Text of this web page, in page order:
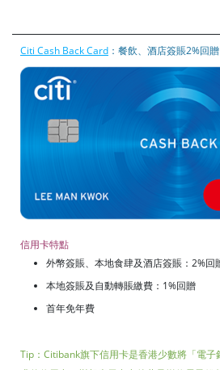
Citi Cash Back Card ：餐飲、酒店簽賬2%回贈
信用卡特點
外幣簽賬、本地食肆及酒店簽賬：2%回
本地簽賬及自動轉賬繳費：1%回贈
首年免年費
Tip：Citibank旗下信用卡是香港少數將「電